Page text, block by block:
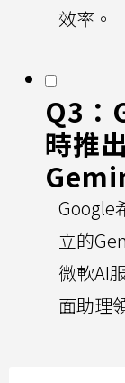
效率。
Q3：
時推
Google
立的
微軟AI
面助理